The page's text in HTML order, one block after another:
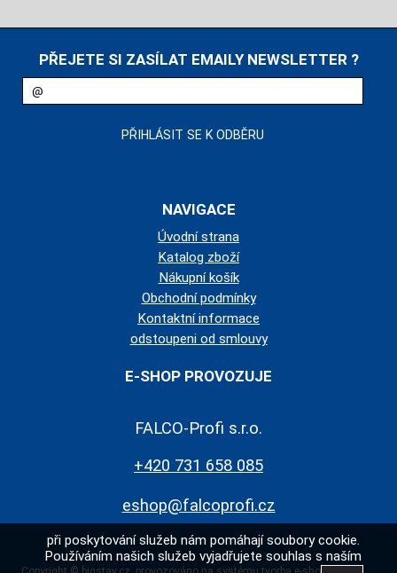
PŘEJETE SI ZASÍLAT EMAILY NEWSLETTER ?
NAVIGACE
Úvodní strana
Katalog zboží
Nákupní košík
Obchodní podmínky
Kontaktní informace
odstoupeni od smlouvy
E-SHOP PROVOZUJE
FALCO-Profi s.r.o.
+420 731 658 085
eshop@falcoprofi.cz
při poskytování služeb nám pomáhají soubory cookie.
Používáním našich služeb vyjadřujete souhlas s naším